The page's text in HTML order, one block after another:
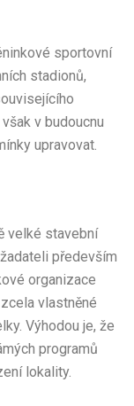
sportovní
stadionů,
v budoucnu
upravovat.
velké stavební
především
organizace
vlastněné
Výhodou je, že
programů
lokality.